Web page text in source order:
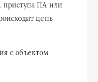
приступа ПА или
цепь
с объектом